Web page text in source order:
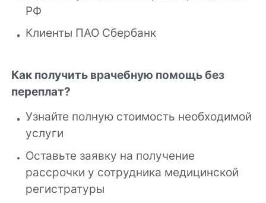
РФ
Клиенты ПАО Сбербанк
Как получить врачебную помощь без
переплат?
Узнайте полную стоимость необходимой
услуги
Оставьте заявку на получение
рассрочки у сотрудника медицинской
регистратуры